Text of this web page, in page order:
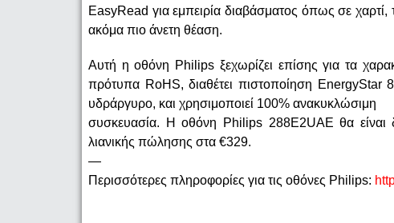
EasyRead για εμπειρία διαβάσματος όπως σε χαρτί,
ακόμα πιο άνετη θέαση.
Αυτή η οθόνη Philips ξεχωρίζει επίσης για τα
πρότυπα RoHS, διαθέτει πιστοποίηση EnergyStar
υδράργυρο, και χρησιμοποιεί 100% ανακυκλώσιμη
συσκευασία. Η οθόνη Philips 288E2UAE θα είναι
λιανικής πώλησης στα €329.
—
Περισσότερες πληροφορίες για τις οθόνες Philips: